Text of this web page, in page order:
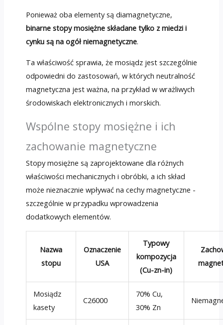
Ponieważ oba elementy są diamagnetyczne,
binarne stopy mosiężne składane tylko z miedzi i
cynku są na ogół niemagnetyczne.
Ta właściwość sprawia, że ​​mosiądz jest szczególnie
odpowiedni do zastosowań, w których neutralność
magnetyczna jest ważna, na przykład w wrażliwych
środowiskach elektronicznych i morskich.
Wspólne stopy mosiężne i ich
zachowanie magnetyczne
Stopy mosiężne są zaprojektowane dla różnych
właściwości mechanicznych i obróbki, a ich skład
może nieznacznie wpływać na cechy magnetyczne -
szczególnie w przypadku wprowadzenia
dodatkowych elementów.
Nazwa
stopu
Oznaczenie
USA
Typowy
kompozycja
(Cu-zn-in)
Mosiądz
kasety
C26000
70% Cu,
30% Zn